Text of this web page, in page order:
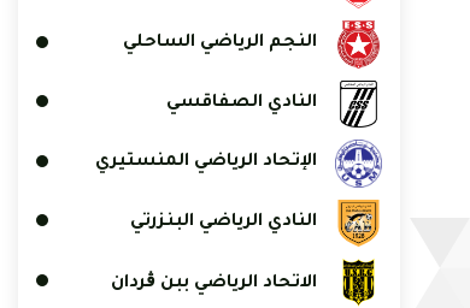
النجم الرياضي الساحلي
النادي الصفاقسي
الإتحاد الرياضي المنستيري
النادي الرياضي البنزرتي
الاتحاد الرياضي ببن ڨردان